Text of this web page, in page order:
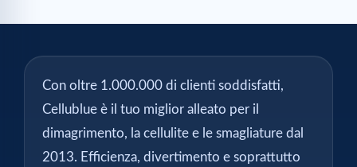
Con oltre 1.000.000 di clienti soddisfatti,
Cellublue è il tuo miglior alleato per il
dimagrimento, la cellulite e le smagliature dal
2013. Efficienza, divertimento e soprattutto